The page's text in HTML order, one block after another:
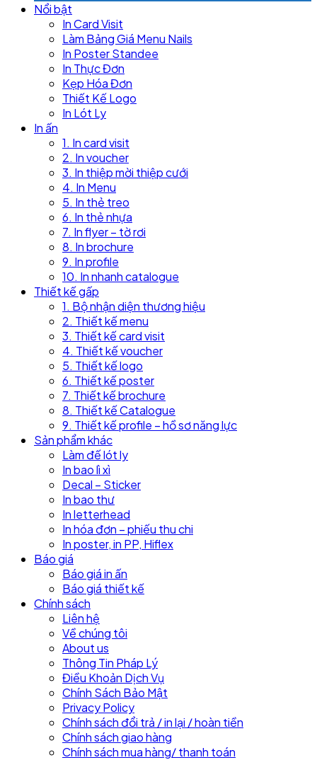
Nổi bật
In Card Visit
Làm Bảng Giá Menu Nails
In Poster Standee
In Thực Đơn
Kẹp Hóa Đơn
Thiết Kế Logo
In Lót Ly
In ấn
1. In card visit
2. In voucher
3. In thiệp mời thiệp cưới
4. In Menu
5. In thẻ treo
6. In thẻ nhựa
7. In flyer – tờ rơi
8. In brochure
9. In profile
10. In nhanh catalogue
Thiết kế gấp
1. Bộ nhận diện thương hiệu
2. Thiết kế menu
3. Thiết kế card visit
4. Thiết kế voucher
5. Thiết kế logo
6. Thiết kế poster
7. Thiết kế brochure
8. Thiết kế Catalogue
9. Thiết kế profile – hồ sơ năng lực
Sản phẩm khác
Làm đế lót ly
In bao lì xì
Decal – Sticker
In bao thư
In letterhead
In hóa đơn – phiếu thu chi
In poster, in PP, Hiflex
Báo giá
Báo giá in ấn
Báo giá thiết kế
Chính sách
Liên hệ
Về chúng tôi
About us
Thông Tin Pháp Lý
Điều Khoản Dịch Vụ
Chính Sách Bảo Mật
Privacy Policy
Chính sách đổi trả / in lại / hoàn tiền
Chính sách giao hàng
Chính sách mua hàng/ thanh toán